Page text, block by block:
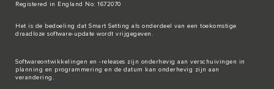
Registered in England No: 1672070
Het is de bedoeling dat Smart Setting als onderdeel van een toekomstige
draadloze software-update wordt vrijgegeven.
Softwareontwikkelingen en -releases zijn onderhevig aan verschuivingen in
planning en programmering en de datum kan onderhevig zijn aan
verandering.